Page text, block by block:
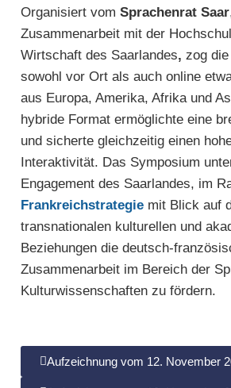
Organisiert vom Sprachenrat Saar
Zusammenarbeit mit der
Wirtschaft des Saarlandes, zog
sowohl vor Ort als auch online
aus Europa, Amerika, Afrika und
hybride Format ermöglichte eine
und sicherte gleichzeitig einen
Interaktivität. Das Symposium
Engagement des Saarlandes, im
Frankreichstrategie mit Blick auf
transnationalen kulturellen und
Beziehungen die deutsch-
Zusammenarbeit im Bereich der
Kulturwissenschaften zu fördern.
Aufzeichnung vom 12. November